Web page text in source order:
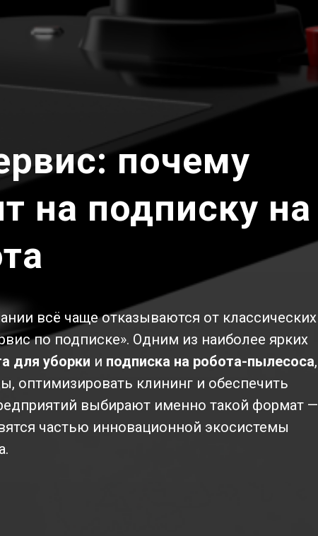
почему
на подписку на
всё чаще отказываются от классических
по подписке». Одним из наиболее ярких
для уборки и подписка на робота-пылесоса,
оптимизировать клининг и обеспечить
выбирают именно такой формат —
частью инновационной экосистемы